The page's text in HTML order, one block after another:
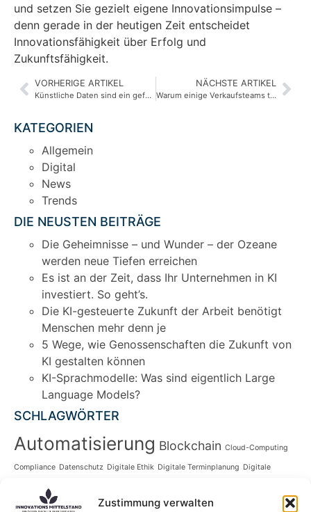
Zustimmung verwalten
und setzen Sie gezielt eigene Innovationsimpulse –
denn gerade in der heutigen Zeit entscheidet
Innovationsfähigkeit über Erfolg und
Zukunftsfähigkeit.
VORHERIGE ARTIKEL
Künstliche Daten sind ein gefährlicher Lehrer
NÄCHSTE ARTIKEL
Warum einige Verkaufsteams tatsächlich zusammen mit KI wachsen
KATEGORIEN
Allgemein
Digital
News
Trends
DIE NEUSTEN BEITRÄGE
Die Geheimnisse – und Wunder – der Ozeane
werden neue Tiefen erreichen
Es ist an der Zeit, dass Ihr Unternehmen in KI
investiert. So geht’s.
Die KI-gesteuerte Zukunft der Arbeit benötigt
Menschen mehr denn je
5 Wege, wie Genossenschaften die Zukunft von
KI gestalten können
KI-Sprachmodelle: Was sind eigentlich Large
Language Models?
SCHLAGWÖRTER
Automatisierung Blockchain Cloud-Computing
Compliance Datenschutz Digitale Ethik Digitale Terminplanung Digitale
Transformation